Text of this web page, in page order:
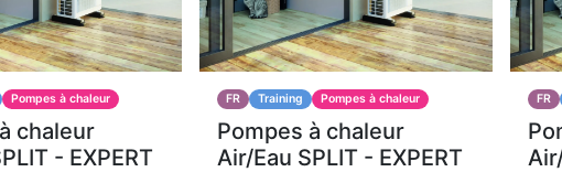
Pompes à chaleur
chaleur
- EXPERT
FR Training Pompes à chaleur
Pompes à chaleur
Air/Eau SPLIT - EXPERT
FR